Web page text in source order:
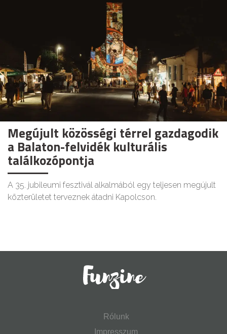
Megújult közösségi térrel gazdagodik
a Balaton-felvidék kulturális
találkozópontja
A 35. jubileumi fesztivál alkalmából egy teljesen megújult
közterületet terveznek átadni Kapolcson.
Rólunk
Impresszum